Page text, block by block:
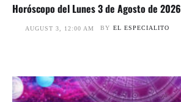
Horóscopo del Lunes 3 de Agosto de 2026
AUGUST 3, 12:00 AM BY EL ESPECIALITO